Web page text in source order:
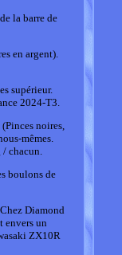
la barre de
en argent).
supérieur.
2024-T3.
noires,
mêmes.
chacun.
boulons de
Diamond
envers un
ZX10R